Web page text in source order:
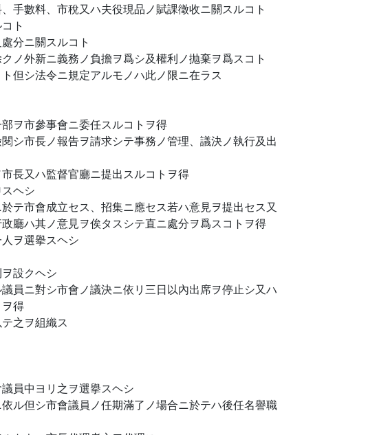
手數料、市稅又ハ夫役現品ノ賦課徵收ニ關スルコト
ト
分ニ關スルコト
ノ外新ニ義務ノ負擔ヲ爲シ及權利ノ抛棄ヲ爲スコト
但シ法令ニ規定アルモノハ此ノ限ニ在ラス
ヲ市參事會ニ委任スルコトヲ得
シ市長ノ報告ヲ請求シテ事務ノ管理、議決ノ執行及出
長又ハ監督官廳ニ提出スルコトヲ得
ヘシ
テ市會成立セス、招集ニ應セス若ハ意見ヲ提出セス又
廳ハ其ノ意見ヲ俟タスシテ直ニ處分ヲ爲スコトヲ得
ヲ選擧スヘシ
設クヘシ
員ニ對シ市會ノ議決ニ依リ三日以內出席ヲ停止シ又ハ
得
之ヲ組織ス
員中ヨリ之ヲ選擧スヘシ
ル但シ市會議員ノ任期滿了ノ場合ニ於テハ後任名譽職